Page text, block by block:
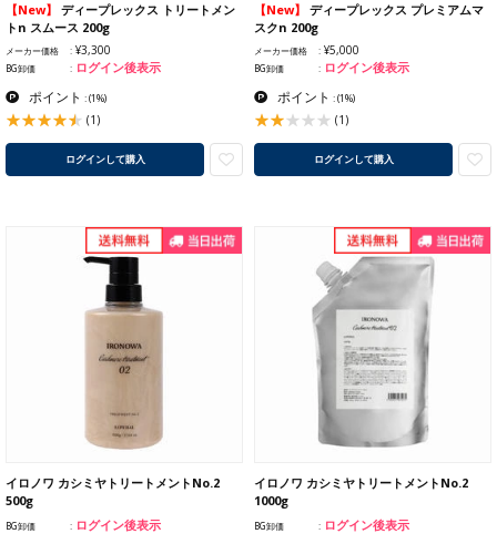
【New】 ディープレックス トリートメン
トn スムース 200g
メーカー価格 ¥3,300
BG卸価 ログイン後表示
ポイント :(1%)
(1)
ログインして購入
【New】 ディープレックス プレミアムマ
スクn 200g
メーカー価格 ¥5,000
BG卸価 ログイン後表示
ポイント :(1%)
(1)
ログインして購入
イロノワ カシミヤトリートメントNo.2
500g
BG卸価 ログイン後表示
イロノワ カシミヤトリートメントNo.2
1000g
BG卸価 ログイン後表示